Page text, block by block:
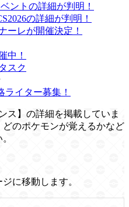
ントの詳細が判明！
の詳細が判明！
ーレが開催決定！
中！
スク
イター募集！
ス】の詳細を掲載していま
のポケモンが覚えるかなど
に移動します。